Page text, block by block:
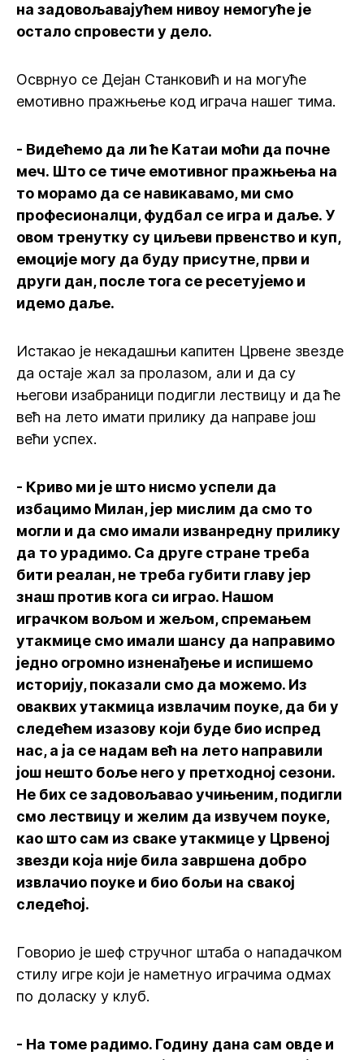
на задовољавајућем нивоу немогуће је
остало спровести у дело.
Осврнуо се Дејан Станковић и на могуће
емотивно пражњење код играча нашег тима.
- Видећемо да ли ће Катаи моћи да почне
меч. Што се тиче емотивног пражњења на
то морамо да се навикавамо, ми смо
професионалци, фудбал се игра и даље. У
овом тренутку су циљеви првенство и куп,
емоције могу да буду присутне, први и
други дан, после тога се ресетујемо и
идемо даље.
Истакао је некадашњи капитен Црвене звезде
да остаје жал за пролазом, али и да су
његови изабраници подигли лествицу и да ће
већ на лето имати прилику да направе још
већи успех.
- Криво ми је што нисмо успели да
избацимо Милан, јер мислим да смо то
могли и да смо имали изванредну прилику
да то урадимо. Са друге стране треба
бити реалан, не треба губити главу јер
знаш против кога си играо. Нашом
играчком вољом и жељом, спремањем
утакмице смо имали шансу да направимо
једно огромно изненађење и испишемо
историју, показали смо да можемо. Из
оваквих утакмица извлачим поуке, да би у
следећем изазову који буде био испред
нас, а ја се надам већ на лето направили
још нешто боље него у претходној сезони.
Не бих се задовољавао учињеним, подигли
смо лествицу и желим да извучем поуке,
као што сам из сваке утакмице у Црвеној
звезди која није била завршена добро
извлачио поуке и био бољи на свакој
следећој.
Говорио је шеф стручног штаба о нападачком
стилу игре који је наметнуо играчима одмах
по доласку у клуб.
- На томе радимо. Годину дана сам овде и